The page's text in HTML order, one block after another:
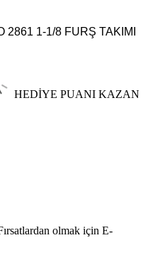
2861 1-1/8 FURŞ TAKIMI
HEDİYE PUANI KAZAN
olmak için E-